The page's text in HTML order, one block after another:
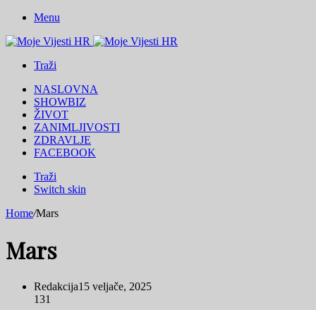
Menu
Traži
NASLOVNA
SHOWBIZ
ŽIVOT
ZANIMLJIVOSTI
ZDRAVLJE
FACEBOOK
Traži
Switch skin
Home/Mars
Mars
Redakcija15 veljače, 2025
131